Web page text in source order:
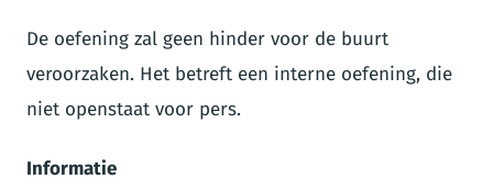
De oefening zal geen hinder voor de buurt
veroorzaken. Het betreft een interne oefening, die
niet openstaat voor pers.
Informatie